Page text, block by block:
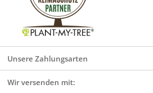
Unsere Zahlungsarten
Wir versenden mit: